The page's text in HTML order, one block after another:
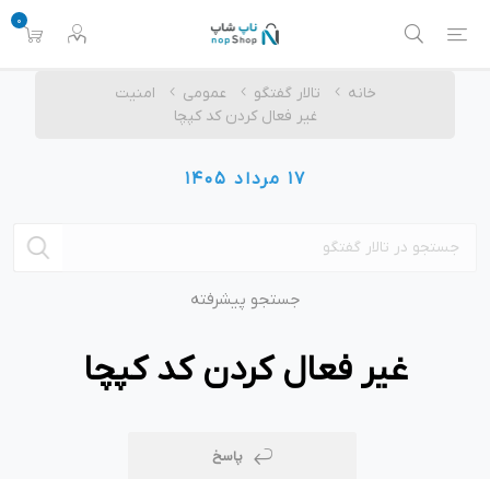
0
خانه تالار گفتگو عمومی
امنیت
غیر فعال کردن کد کپچا
17 مرداد 1405
جستجو پیشرفته
غیر فعال کردن کد کپچا
پاسخ